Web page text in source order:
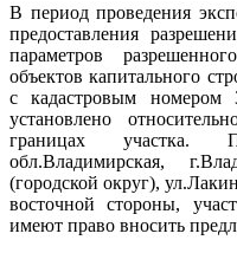
В период проведения
предоставления
параметров
объектов капитального
с кадастровым номером
установлено
границах участка.
обл.Владимирская,
(городской округ),
восточной стороны,
имеют право вносить